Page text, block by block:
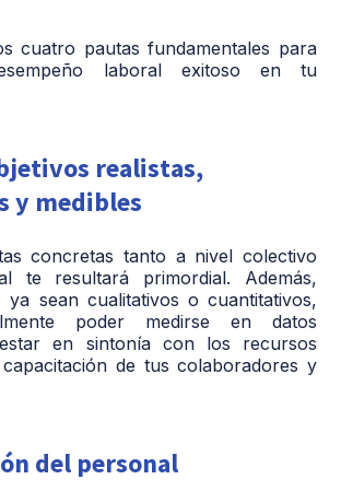
cuatro pautas fundamentales para
laboral exitoso en tu
realistas,
y medibles
concretas tanto a nivel colectivo
te resultará primordial. Además,
ya sean cualitativos o cuantitativos,
poder medirse en datos
en sintonía con los recursos
de tus colaboradores y
del personal